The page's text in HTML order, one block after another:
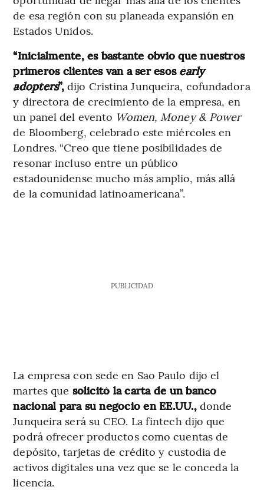
de esa región con su planeada expansión en
Estados Unidos.
“Inicialmente, es bastante obvio que nuestros
primeros clientes van a ser esos early
adopters”,dijo Cristina Junqueira, cofundadora
y directora de crecimiento de la empresa, en
un panel del evento Women, Money & Power
de Bloomberg, celebrado este miércoles en
Londres. “Creo que tiene posibilidades de
resonar incluso entre un público
estadounidense mucho más amplio, más allá
de la comunidad latinoamericana”.
PUBLICIDAD
La empresa con sede en Sao Paulo dijo el
martes que solicitó la carta de un banco
nacional para su negocio en EE.UU.,donde
Junqueira será su CEO. La fintech dijo que
podrá ofrecer productos como cuentas de
depósito, tarjetas de crédito y custodia de
activos digitales una vez que se le conceda la
licencia.